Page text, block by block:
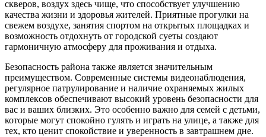
скверов, воздух здесь чище, что способствует улучшению
качества жизни и здоровья жителей. Приятные прогулки на
свежем воздухе, занятия спортом на открытых площадках и
возможность отдохнуть от городской суеты создают
гармоничную атмосферу для проживания и отдыха.
Безопасность района также является значительным
преимуществом. Современные системы видеонаблюдения,
регулярное патрулирование и наличие охраняемых жилых
комплексов обеспечивают высокий уровень безопасности для
вас и ваших близких. Это особенно важно для семей с детьми,
которые могут спокойно гулять и играть на улице, а также для
тех, кто ценит спокойствие и уверенность в завтрашнем дне.